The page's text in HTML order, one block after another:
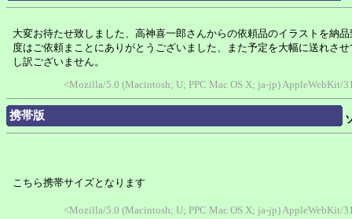
大変お待たせ致しました、高神喜一郎さんからの依頼品のイラストを納
度はご依頼まことにありがとうございました、また予定を大幅に送れさ
し訳ございません。
<Mozilla/5.0 (Macintosh; U; PPC Mac OS X; ja-jp) AppleWebKit/
携帯版
こちら携帯サイズとなります
<Mozilla/5.0 (Macintosh; U; PPC Mac OS X; ja-jp) AppleWebKit/